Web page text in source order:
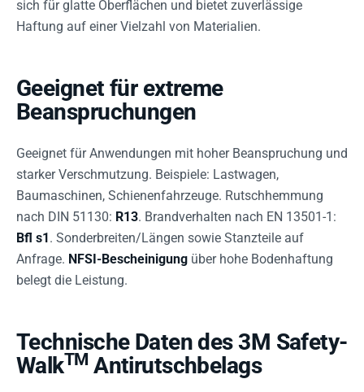
sich für glatte Oberflächen und bietet zuverlässige
Haftung auf einer Vielzahl von Materialien.
Geeignet für extreme
Beanspruchungen
Geeignet für Anwendungen mit hoher Beanspruchung und
starker Verschmutzung. Beispiele: Lastwagen,
Baumaschinen, Schienenfahrzeuge. Rutschhemmung
nach DIN 51130: R13. Brandverhalten nach EN 13501-1:
Bfl s1. Sonderbreiten/Längen sowie Stanzteile auf
Anfrage. NFSI-Bescheinigung über hohe Bodenhaftung
belegt die Leistung.
Technische Daten des 3M Safety-
WalkTM Antirutschbelags